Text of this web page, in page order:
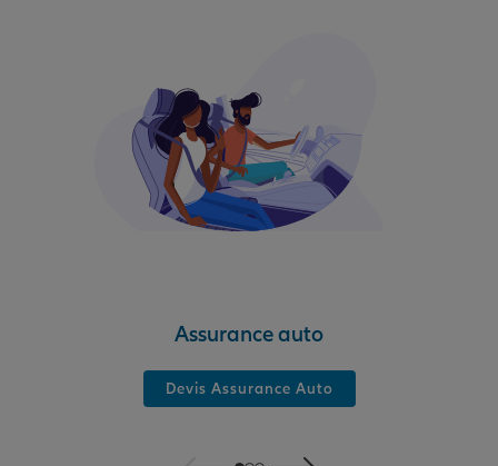
Assurance auto
Devis Assurance Auto